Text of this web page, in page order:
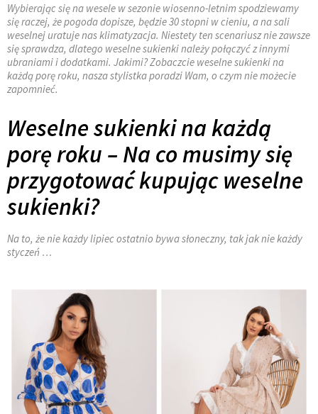
Wybierając się na wesele w sezonie wiosenno-letnim spodziewamy
się raczej, że pogoda dopisze, będzie 30 stopni w cieniu, a na sali
weselnej uratuje nas klimatyzacja. Niestety ten scenariusz nie zawsze
się sprawdza, dlatego weselne sukienki należy połączyć z innymi
ubraniami i dodatkami. Jakimi? Zobaczcie weselne sukienki na
każdą porę roku, nasza stylistka poradzi Wam, o czym nie możecie
zapomnieć.
Weselne sukienki na każdą
porę roku – Na co musimy się
przygotować kupując weselne
sukienki?
Na to, że nie każdy lipiec ostatnio bywa słoneczny, tak jak nie każdy
styczeń …